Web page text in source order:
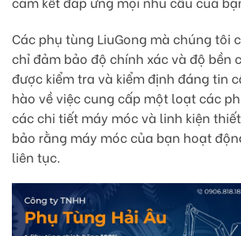
Các phụ tùng LiuGong mà chúng tôi
chỉ đảm bảo độ chính xác và độ bền
được kiểm tra và kiểm định đáng tin
hào về việc cung cấp một loạt các
các chi tiết máy móc và linh kiện
bảo rằng máy móc của bạn hoạt
liên tục.